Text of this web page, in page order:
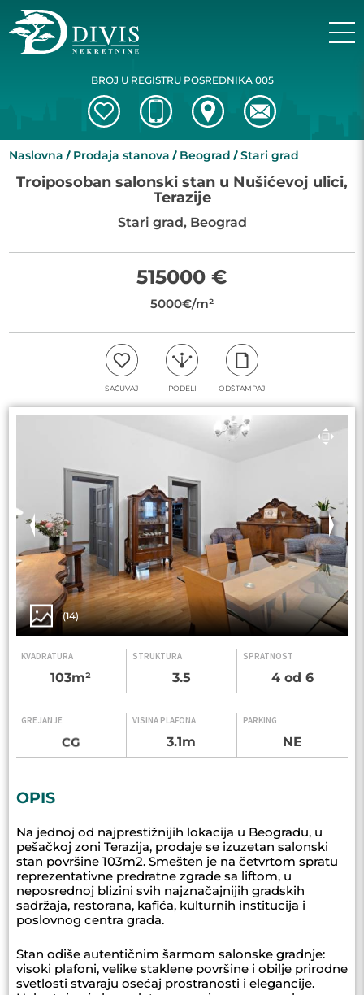
BROJ U REGISTRU POSREDNIKA 005
Naslovna Prodaja stanova Beograd Stari grad
Troiposoban salonski stan u Nušićevoj ulici,
Terazije
Stari grad, Beograd
515000 €
5000€/m²
SAČUVAJ PODELI ODŠTAMPAJ
(14)
KVADRATURA
103m²
STRUKTURA
3.5
SPRATNOST
4 od 6
GREJANJE
CG
VISINA PLAFONA
3.1m
PARKING
NE
OPIS
Na jednoj od najprestižnijih lokacija u Beogradu, u
pešačkoj zoni Terazija, prodaje se izuzetan salonski
stan površine 103m2. Smešten je na četvrtom spratu
reprezentativne predratne zgrade sa liftom, u
neposrednoj blizini svih najznačajnijih gradskih
sadržaja, restorana, kafića, kulturnih institucija i
poslovnog centra grada.
Stan odiše autentičnim šarmom salonske gradnje:
visoki plafoni, velike staklene površine i obilje prirodne
svetlosti stvaraju osećaj prostranosti i elegancije.